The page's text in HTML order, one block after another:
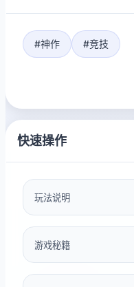
#神作 #竞技
快速操作
玩法说明
游戏秘籍